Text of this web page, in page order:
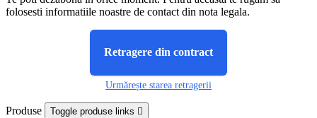
folosesti informatiile noastre de contact din nota legala.
Retragere din contract
Urmărește starea retragerii
Produse Toggle produse links 